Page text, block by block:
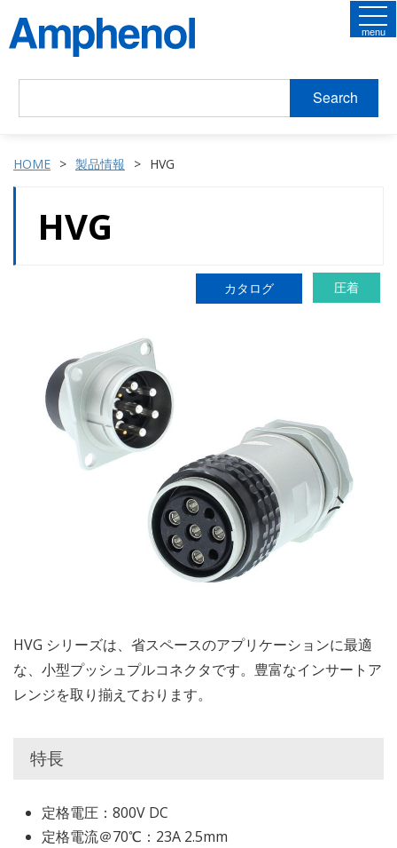
Search
menu
HOME 製品情報 HVG
HVG
カタログ 圧着
HVG シリーズは、省スペースのアプリケーションに最適
な、小型プッシュプルコネクタです。豊富なインサートア
レンジを取り揃えております。
特長
定格電圧：800V DC
定格電流＠70℃：23A 2.5mm